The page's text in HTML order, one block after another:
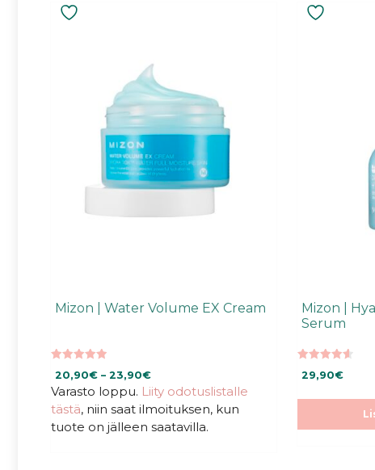
Mizon | Water Volume EX Cream
5:stä
20,90€ – 23,90€Hintaluokka:
20,90€
-
23,90€
Varasto loppu. Liity odotuslistalle
tästä, niin saat ilmoituksen, kun
tuote on jälleen saatavilla.
Tällä
muunnelma.
Mizon |
Serum
5:stä
29,90€